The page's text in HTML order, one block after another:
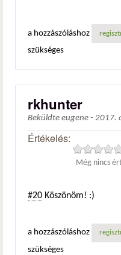
a hozzászóláshoz
szükséges
rkhunter
Beküldte eugene - 2017.
Értékelés:
Még nincs
#20 Köszönöm! :)
a hozzászóláshoz
szükséges